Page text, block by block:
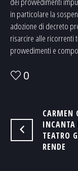
in particolare la
adozione di decreto
risarcire alle ricorrenti
provvedimenti e
0
CARMEN
INCANTA
TEATRO
RENDE